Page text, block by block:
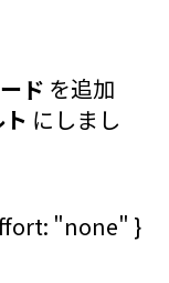
ド を追加
にしまし
"none" }